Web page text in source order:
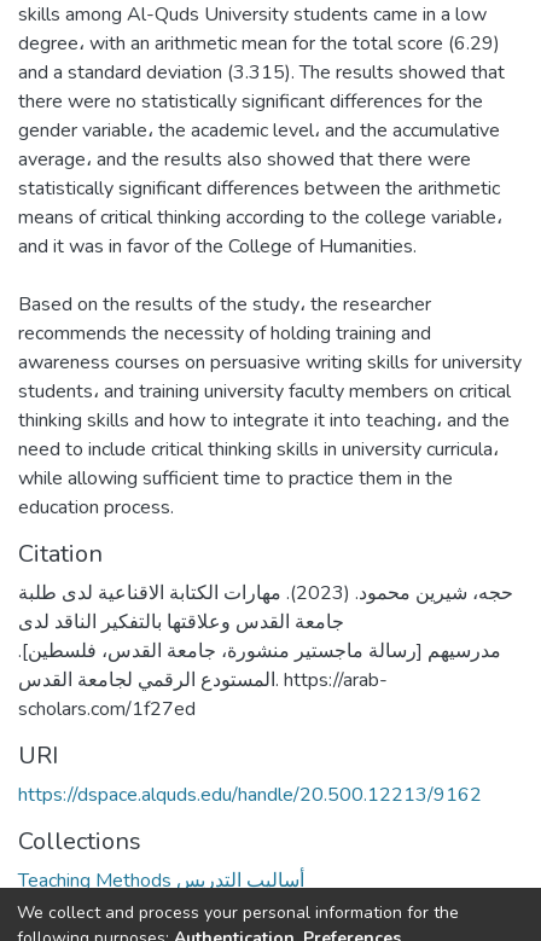
skills among Al-Quds University students came in a low
degree، with an arithmetic mean for the total score (6.29)
and a standard deviation (3.315). The results showed that
there were no statistically significant differences for the
gender variable، the academic level، and the accumulative
average، and the results also showed that there were
statistically significant differences between the arithmetic
means of critical thinking according to the college variable،
and it was in favor of the College of Humanities.
Based on the results of the study، the researcher
recommends the necessity of holding training and
awareness courses on persuasive writing skills for university
students، and training university faculty members on critical
thinking skills and how to integrate it into teaching، and the
need to include critical thinking skills in university curricula،
while allowing sufficient time to practice them in the
education process.
Citation
حجه، شيرين محمود. (2023). مهارات الكتابة الاقناعية لدى طلبة
جامعة القدس وعلاقتها بالتفكير الناقد لدى
مدرسيهم [رسالة ماجستير منشورة، جامعة القدس، فلسطين].
المستودع الرقمي لجامعة القدس. https://arab-
scholars.com/1f27ed
URI
https://dspace.alquds.edu/handle/20.500.12213/9162
Collections
Teaching Methods أساليب التدريس
We collect and process your personal information for the